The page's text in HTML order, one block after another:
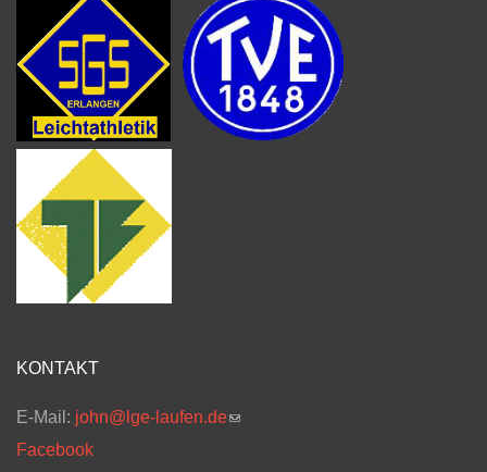
KONTAKT
E-Mail: john@lge-laufen.de(link sends e-mail)
Facebook